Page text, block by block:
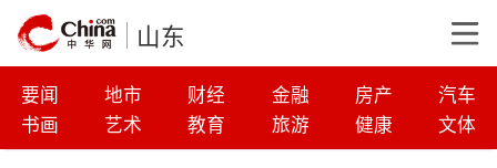
山东
要闻 地市 财经 金融 房产
汽车
书画
艺术 教育 旅游 健康 文体